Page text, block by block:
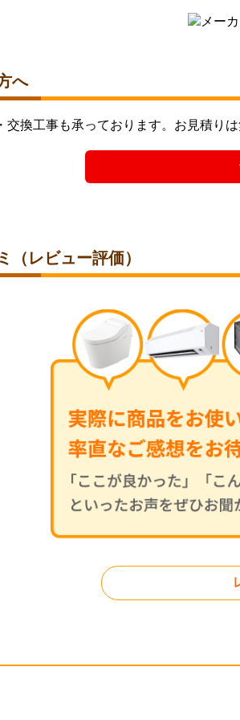
へ
交換工事も承っております。お見積り
（レビュー評価）